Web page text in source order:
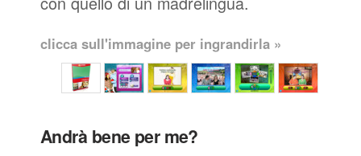
clicca sull'immagine per ingrandirla »
Andrà bene per me?